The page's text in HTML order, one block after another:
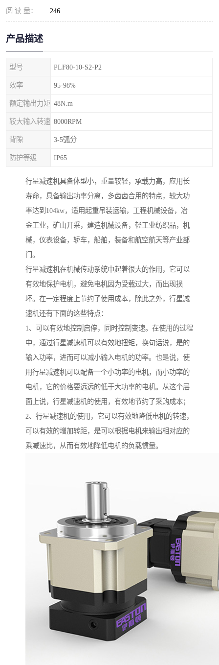
阅 读 量： 246
产品描述
型号 PLF80-10-S2-P2
效率 95-98%
额定输出力矩 48N.m
较大输入转速 8000RPM
背隙 3-5弧分
防护等级 IP65
行星减速机具备体型小，重量较轻，承载力高，应用长
寿命，具备输出功率分离，多齿齿合用的特点，较大功
率达到104kw，适用起重吊装运输，工程机械设备，冶
金工业，矿山开采，建造机械设备，轻工业纺织品，机
械，仪表设备，轿车，船舶，装备和航空航天等产业部
门。
行星减速机在机械传动系统中起着很大的作用，它可以
有效地保护电机，避免电机因为受载过大，而出现损
坏。在一定程度上节约了使用成本，除此之外，行星减
速机还有下面的这些特点：
1、可以有效地控制启停，同时控制变速。在使用的过程
中，通过行星减速机可以有效地扭矩，换句话说，是的
输入功率，进而可以减小输入电机的功率。也是说，使
用行星减速机可以配备一个小功率的电机，而小功率的
电机，它的价格要远远的低于大功率的电机。从这个层
面上说，行星减速机的使用，有效地节约了采购成本；
2、行星减速机的使用，它可以有效地降低电机的转速，
可以有效的增加转距，是可以根据电机来输出相对应的
乘减速比，从而有效地降低电机的负载惯量。